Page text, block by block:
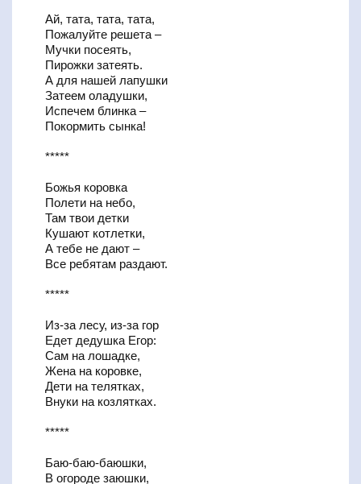
Ай, тата, тата, тата,
Пожалуйте решета –
Мучки посеять,
Пирожки затеять.
А для нашей лапушки
Затеем оладушки,
Испечем блинка –
Покормить сынка!
*****
Божья коровка
Полети на небо,
Там твои детки
Кушают котлетки,
А тебе не дают –
Все ребятам раздают.
*****
Из-за лесу, из-за гор
Едет дедушка Егор:
Сам на лошадке,
Жена на коровке,
Дети на телятках,
Внуки на козлятках.
*****
Баю-баю-баюшки,
В огороде заюшки,